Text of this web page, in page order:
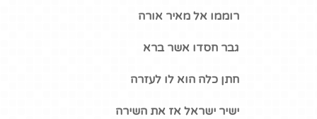
רוממו אל מאיר אורה
גבר חסדו אשר ברא
חתן כלה הוא לו לעזרה
ישיר ישראל אז את השירה